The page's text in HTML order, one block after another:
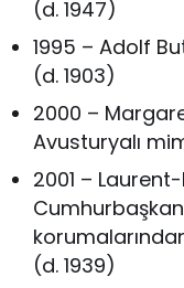
(d. 1947)
1995 – Adolf
(d. 1903)
2000 –
Avusturyalı
2001 –
(d. 1939)